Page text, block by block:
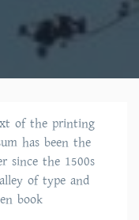
of the printing
has been the
since the 1500s
of type and
book